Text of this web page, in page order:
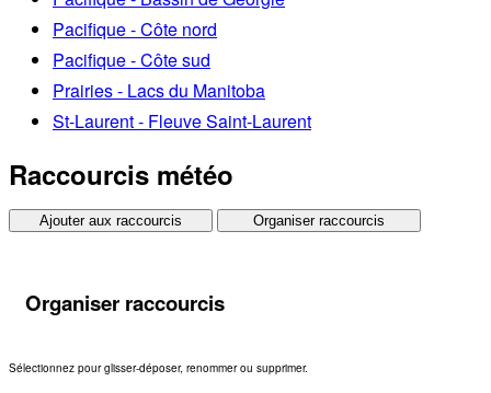
Pacifique - Côte nord
Pacifique - Côte sud
Prairies - Lacs du Manitoba
St-Laurent - Fleuve Saint-Laurent
Raccourcis météo
Ajouter aux raccourcis Organiser raccourcis
Organiser raccourcis
Sélectionnez pour glisser-déposer, renommer ou supprimer.